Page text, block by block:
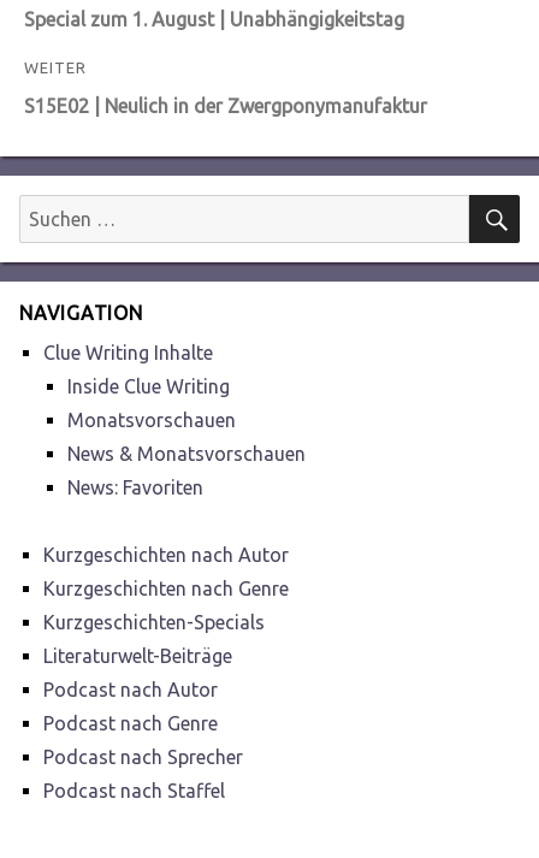
Vorheriger
Special zum 1. August | Unabhängigkeitstag
WEITER
Nächster
S15E02 | Neulich in der Zwergponymanufaktur
Suchen
nach:
NAVIGATION
Clue Writing Inhalte
Inside Clue Writing
Monatsvorschauen
News & Monatsvorschauen
News: Favoriten
Kurzgeschichten nach Autor
Kurzgeschichten nach Genre
Kurzgeschichten-Specials
Literaturwelt-Beiträge
Podcast nach Autor
Podcast nach Genre
Podcast nach Sprecher
Podcast nach Staffel